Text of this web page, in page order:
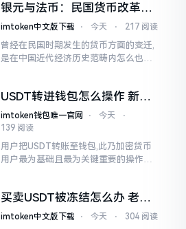
结算的能力
银元与法币：民国货币改革的
前世今生
imtoken中文版下载 ⋅ 今天 ⋅ 217 阅读
曾经在民国时期发生的货币方面的变迁,
是在中国近代经济历史范畴内怎么也没
充当者
USDT转进钱包怎么操作 新手
完整教程
imtoken钱包唯一官网 ⋅ 今天
⋅
139 阅读
用户把USDT转账至钱包,此乃加密货币
用户最为基础且最为关键重要的操作当
买卖USDT被冻结怎么办 老玩
家分享避坑技巧
imtoken中文版下载 ⋅ 今天 ⋅ 304 阅读